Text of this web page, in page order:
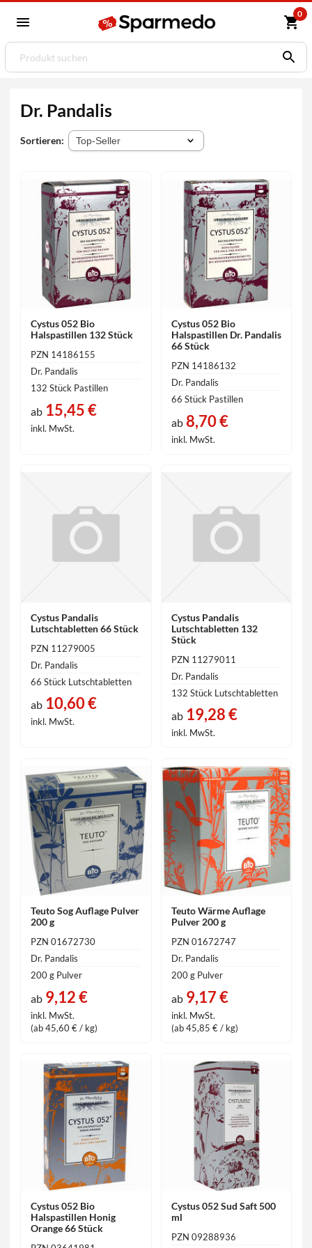
0
Dr. Pandalis
Sortieren:
Cystus 052 Bio
Halspastillen 132 Stück
PZN 14186155
Dr. Pandalis
132 Stück Pastillen
ab 15,45 €
inkl. MwSt.
Cystus 052 Bio
Halspastillen Dr. Pandalis
66 Stück
PZN 14186132
Dr. Pandalis
66 Stück Pastillen
ab8,70 €
inkl. MwSt.
Cystus Pandalis
Lutschtabletten 66 Stück
PZN 11279005
Dr. Pandalis
66 Stück Lutschtabletten
ab 10,60 €
inkl. MwSt.
Cystus Pandalis
Lutschtabletten 132
Stück
PZN 11279011
Dr. Pandalis
132 Stück Lutschtabletten
ab19,28 €
inkl. MwSt.
Teuto Sog Auflage Pulver
200 g
PZN 01672730
Dr. Pandalis
200 g Pulver
ab 9,12 €
inkl. MwSt.
(ab 45,60 € / kg)
Teuto Wärme Auflage
Pulver 200 g
PZN 01672747
Dr. Pandalis
200 g Pulver
ab9,17 €
inkl. MwSt.
(ab 45,85 € / kg)
Cystus 052 Bio
Halspastillen Honig
Orange 66 Stück
Cystus 052 Sud Saft 500
ml
PZN 09288936